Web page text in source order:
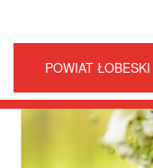
POWIAT ŁOBESKI